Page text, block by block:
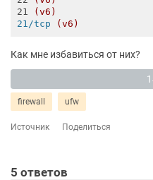
21
(v6)
21/tcp
(v6)
Как мне избавиться от них?
firewall ufw
Источник
Поделиться
5 ответов